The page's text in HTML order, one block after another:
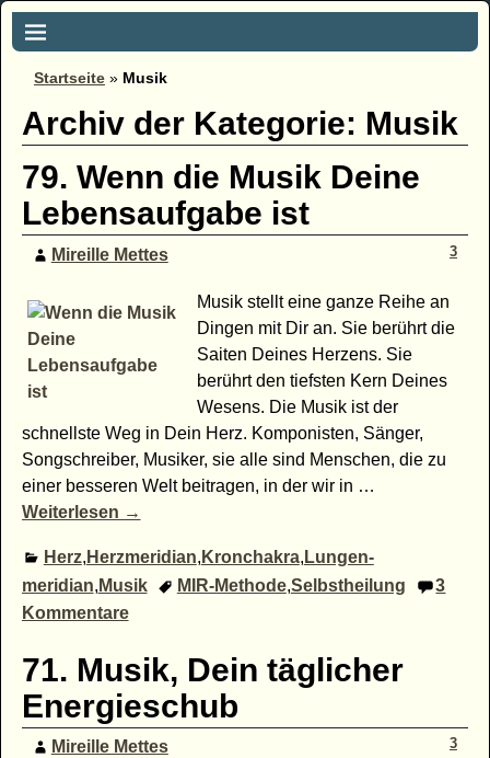
Startseite » Musik
Archiv der Kategorie: Musik
79. Wenn die Musik Deine
Lebensaufgabe ist
Mireille Mettes 3
Musik stellt eine ganze Reihe an
Dingen mit Dir an. Sie berührt die
Saiten Deines Herzens. Sie
berührt den tiefsten Kern Deines
Wesens. Die Musik ist der
schnellste Weg in Dein Herz. Komponisten, Sänger,
Songschreiber, Musiker, sie alle sind Menschen, die zu
einer besseren Welt beitragen, in der wir in …
Weiterlesen →
Herz, Herzmeridian, Kronchakra, Lungen-
meridian, Musik MIR-Methode,Selbstheilung
3
Kommentare
71. Musik, Dein täglicher
Energieschub
Mireille Mettes 3